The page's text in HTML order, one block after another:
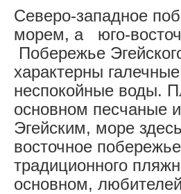
Северо-западное
морем, а юго-
Побережье
характерны
неспокойные воды.
основном песчаные
Эгейским, море
восточное
традиционного
основном,